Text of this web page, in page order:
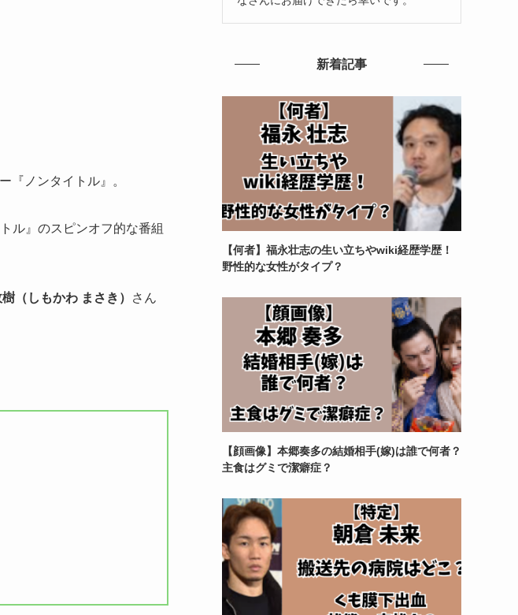
『ノンタイトル』。
ル』のスピンオフ的な番組
（しもかわ まさき）
さん
新着記事
【何者】福永壮志の生い立ちやwiki経歴学歴！
野性的な女性がタイプ？
【顔画像】本郷奏多の結婚相手(嫁)は誰で何者？
主食はグミで潔癖症？